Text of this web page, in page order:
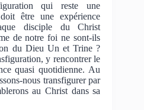
qui reste une
être une expérience
disciple du Christ
de notre foi ne sont-ils
du Dieu Un et Trine ?
y rencontrer le
quasi quotidienne. Au
nous transfigurer par
au Christ dans sa